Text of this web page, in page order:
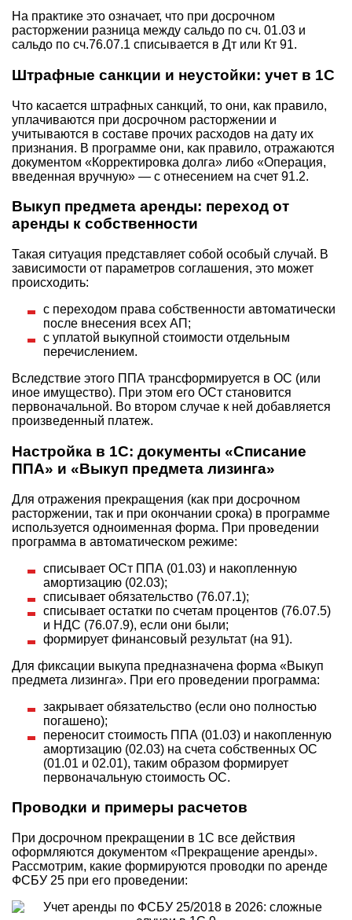
На практике это означает, что при досрочном
расторжении разница между сальдо по сч. 01.03 и
сальдо по сч.76.07.1 списывается в Дт или Кт 91.
Штрафные санкции и неустойки: учет в 1С
Что касается штрафных санкций, то они, как правило,
уплачиваются при досрочном расторжении и
учитываются в составе прочих расходов на дату их
признания. В программе они, как правило, отражаются
документом «Корректировка долга» либо «Операция,
введенная вручную» — с отнесением на счет 91.2.
Выкуп предмета аренды: переход от
аренды к собственности
Такая ситуация представляет собой особый случай. В
зависимости от параметров соглашения, это может
происходить:
с переходом права собственности автоматически
после внесения всех АП;
с уплатой выкупной стоимости отдельным
перечислением.
Вследствие этого ППА трансформируется в ОС (или
иное имущество). При этом его ОСт становится
первоначальной. Во втором случае к ней добавляется
произведенный платеж.
Настройка в 1С: документы «Списание
ППА» и «Выкуп предмета лизинга»
Для отражения прекращения (как при досрочном
расторжении, так и при окончании срока) в программе
используется одноименная форма. При проведении
программа в автоматическом режиме:
списывает ОСт ППА (01.03) и накопленную
амортизацию (02.03);
списывает обязательство (76.07.1);
списывает остатки по счетам процентов (76.07.5)
и НДС (76.07.9), если они были;
формирует финансовый результат (на 91).
Для фиксации выкупа предназначена форма «Выкуп
предмета лизинга». При его проведении программа:
закрывает обязательство (если оно полностью
погашено);
переносит стоимость ППА (01.03) и накопленную
амортизацию (02.03) на счета собственных ОС
(01.01 и 02.01), таким образом формирует
первоначальную стоимость ОС.
Проводки и примеры расчетов
При досрочном прекращении в 1С все действия
оформляются документом «Прекращение аренды».
Рассмотрим, какие формируются проводки по аренде
ФСБУ 25 при его проведении: